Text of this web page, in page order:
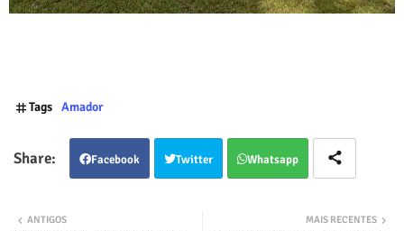
Tags Amador
Facebook Twitter Whatsapp
MAIS RECENTES
ANTIGOS